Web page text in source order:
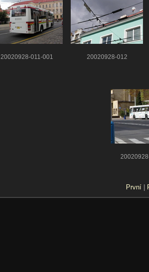
20020928-011-001 20020928-012
První